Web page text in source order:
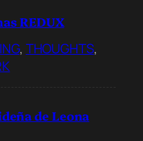
REDUX
, THOUGHTS
de Leona